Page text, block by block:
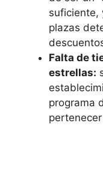
suficiente,
plazas
Falta de
estrellas:
programa